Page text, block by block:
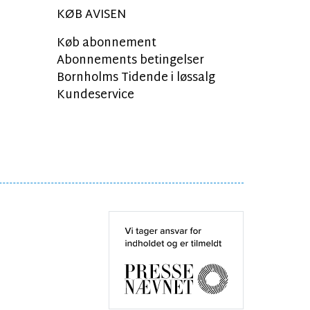
KØB AVISEN
Køb abonnement
Abonnements betingelser
Bornholms Tidende i løssalg
Kundeservice